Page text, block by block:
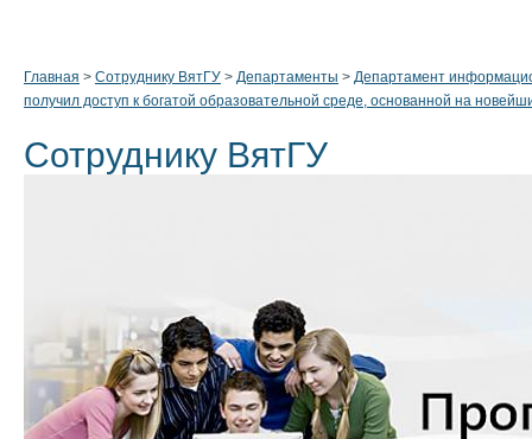
Главная > Сотруднику ВятГУ > Департаменты > Департамент
получил доступ к богатой образовательной среде, основанной на
Сотруднику ВятГУ